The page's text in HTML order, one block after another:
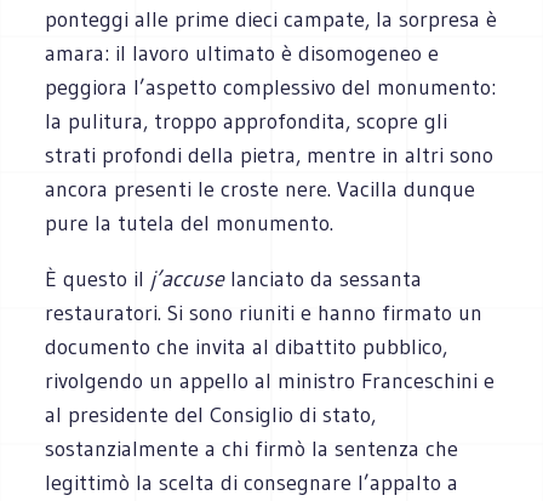
ponteggi alle prime dieci campate, la sorpresa è
amara: il lavoro ultimato è disomogeneo e
peggiora l’aspetto complessivo del monumento:
la pulitura, troppo approfondita, scopre gli
strati profondi della pietra, mentre in altri sono
ancora presenti le croste nere. Vacilla dunque
pure la tutela del monumento.
È questo il j’accuselanciato da sessanta
restauratori. Si sono riuniti e hanno firmato un
documento che invita al dibattito pubblico,
rivolgendo un appello al ministro Franceschini e
al presidente del Consiglio di stato,
sostanzialmente a chi firmò la sentenza che
legittimò la scelta di consegnare l’appalto a